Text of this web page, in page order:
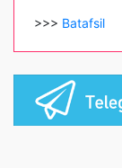
>>> Batafsil